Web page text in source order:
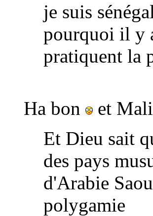
je suis
pourquoi il y
pratiquent la
Ha bon
et
Et Dieu sait
des pays
d'Arabie
polygamie